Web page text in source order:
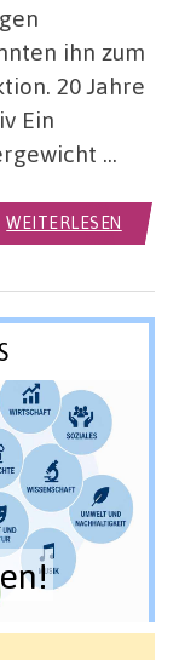
ihn zum
20 Jahre
Ein
…
WEITERLESEN